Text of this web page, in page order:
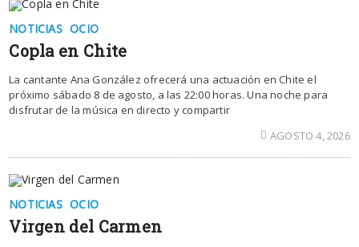
NOTICIAS OCIO
Copla en Chite
La cantante Ana González ofrecerá una actuación en Chite el
próximo sábado 8 de agosto, a las 22:00 horas. Una noche para
disfrutar de la música en directo y compartir
AGOSTO 4, 2026
NOTICIAS OCIO
Virgen del Carmen